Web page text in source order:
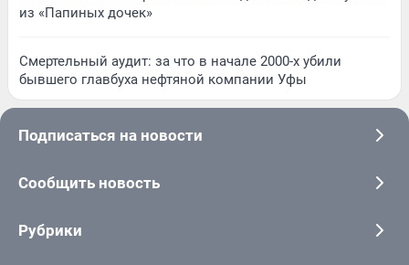
из «Папиных дочек»
Смертельный аудит: за что в начале 2000-х убили
бывшего главбуха нефтяной компании Уфы
Подписаться на новости
Сообщить новость
Рубрики